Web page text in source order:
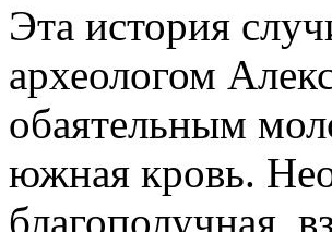
Эта история
археологом
обаятельным
южная кровь.
благополучная,